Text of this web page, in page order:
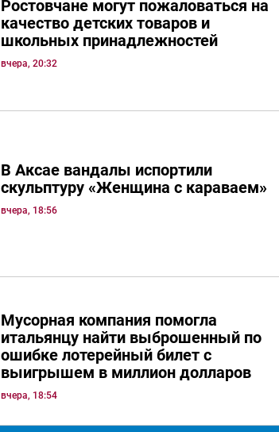
Ростовчане могут пожаловаться на
качество детских товаров и
школьных принадлежностей
вчера, 20:32
В Аксае вандалы испортили
скульптуру «Женщина с караваем»
вчера, 18:56
Мусорная компания помогла
итальянцу найти выброшенный по
ошибке лотерейный билет с
выигрышем в миллион долларов
вчера, 18:54